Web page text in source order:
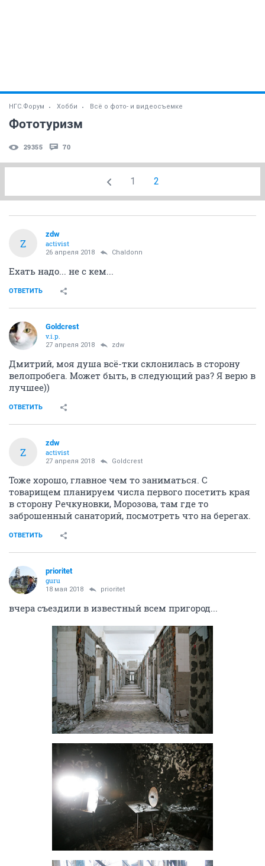
НГС.Форум Хобби Всё о фото- и видеосъемке
Фототуризм
29355 70
1 2
Z
zdw
activist
26 апреля 2018 Chaldonn
Ехать надо... не с кем...
ОТВЕТИТЬ
Goldcrest
v.i.p.
27 апреля 2018 zdw
Дмитрий, моя душа всё-тки склонилась в сторону
велопробега. Может быть, в следующий раз? Я верю в
лучшее))
ОТВЕТИТЬ
Z
zdw
activist
27 апреля 2018 Goldcrest
Тоже хорошо, главное чем то заниматься. С
товарищем планируем числа первого посетить края
в сторону Речкуновки, Морозова, там где то
заброшенный санаторий, посмотреть что на берегах.
ОТВЕТИТЬ
prioritet
guru
18 мая 2018 prioritet
вчера съездили в известный всем пригород...